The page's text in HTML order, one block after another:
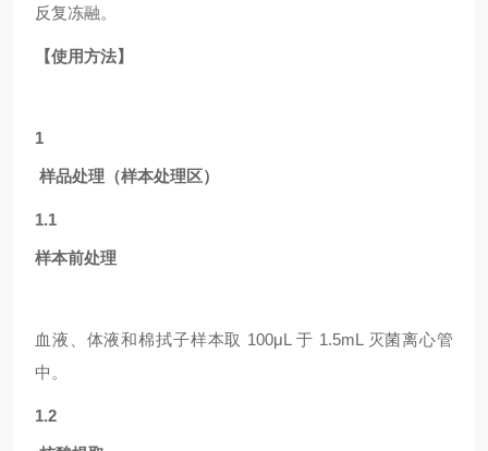
反复冻融。
【使用方法】
1
样品处理（样本处理区）
1.1
样本前处理
血液、体液和棉拭子样本取 100μL 于 1.5mL 灭菌离心管
中。
1.2